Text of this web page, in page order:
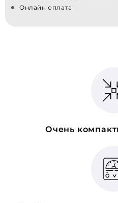
Онлайн оплата
Очень